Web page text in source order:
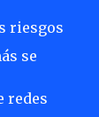
riesgos
se
redes